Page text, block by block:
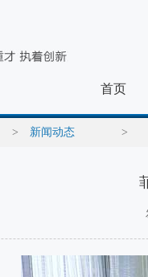
首页
> 新闻动态 >